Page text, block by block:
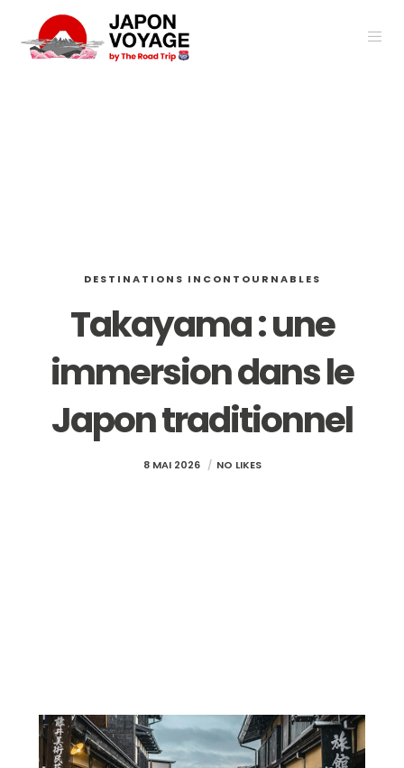
DESTINATIONS INCONTOURNABLES
Takayama : une
immersion dans le
Japon traditionnel
8 MAI 2026 NO LIKES